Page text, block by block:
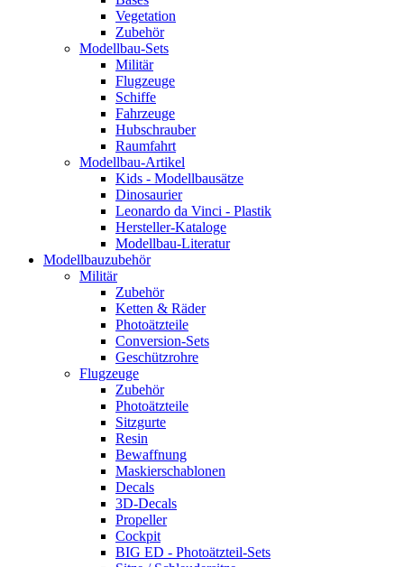
Vegetation
Zubehör
Modellbau-Sets
Militär
Flugzeuge
Schiffe
Fahrzeuge
Hubschrauber
Raumfahrt
Modellbau-Artikel
Kids - Modellbausätze
Dinosaurier
Leonardo da Vinci - Plastik
Hersteller-Kataloge
Modellbau-Literatur
Modellbauzubehör
Militär
Zubehör
Ketten & Räder
Photoätzteile
Conversion-Sets
Geschützrohre
Flugzeuge
Zubehör
Photoätzteile
Sitzgurte
Resin
Bewaffnung
Maskierschablonen
Decals
3D-Decals
Propeller
Cockpit
BIG ED - Photoätzteil-Sets